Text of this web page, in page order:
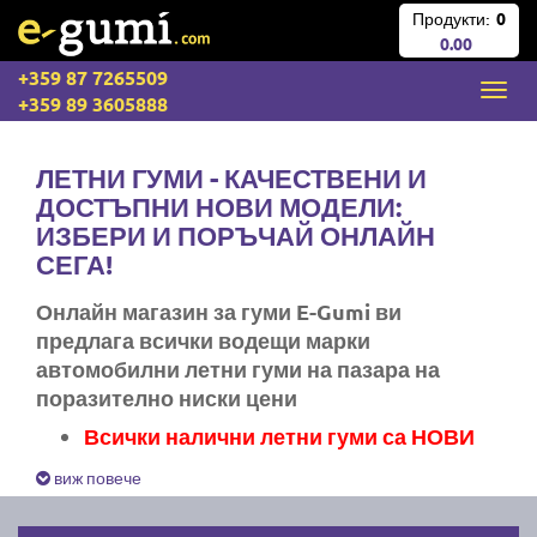
Продукти: 0
0.00
+359 87 7265509
+359 89 3605888
ЛЕТНИ ГУМИ - КАЧЕСТВЕНИ И
ДОСТЪПНИ НОВИ МОДЕЛИ:
ИЗБЕРИ И ПОРЪЧАЙ ОНЛАЙН
СЕГА!
Онлайн магазин за гуми E-Gumi ви
предлага всички водещи марки
автомобилни летни гуми на пазара на
поразително ниски цени
Всички налични летни гуми са НОВИ
Експресна доставка за цяла България
Ние не изпращаме стари гуми
виж повече